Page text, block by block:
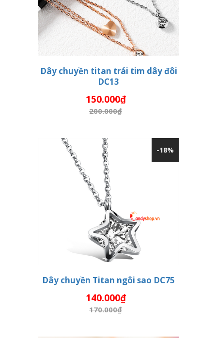
THÊM VÀO GIỎ HÀNG
Dây chuyền titan trái tim dây đôi
DC13
150.000₫
200.000₫
-18%
THÊM VÀO GIỎ HÀNG
Dây chuyền Titan ngôi sao DC75
140.000₫
170.000₫